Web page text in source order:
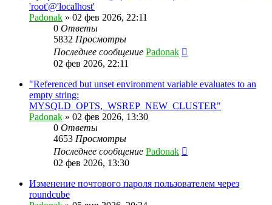
'root'@'localhost'
Padonak » 02 фев 2026, 22:11
0 Ответы
5832 Просмотры
Последнее сообщение Padonak
02 фев 2026, 22:11
"Referenced but unset environment variable evaluates to an
empty string:
MYSQLD_OPTS,_WSREP_NEW_CLUSTER"
Padonak » 02 фев 2026, 13:30
0 Ответы
4653 Просмотры
Последнее сообщение Padonak
02 фев 2026, 13:30
Изменение почтового пароля пользователем через
roundcube